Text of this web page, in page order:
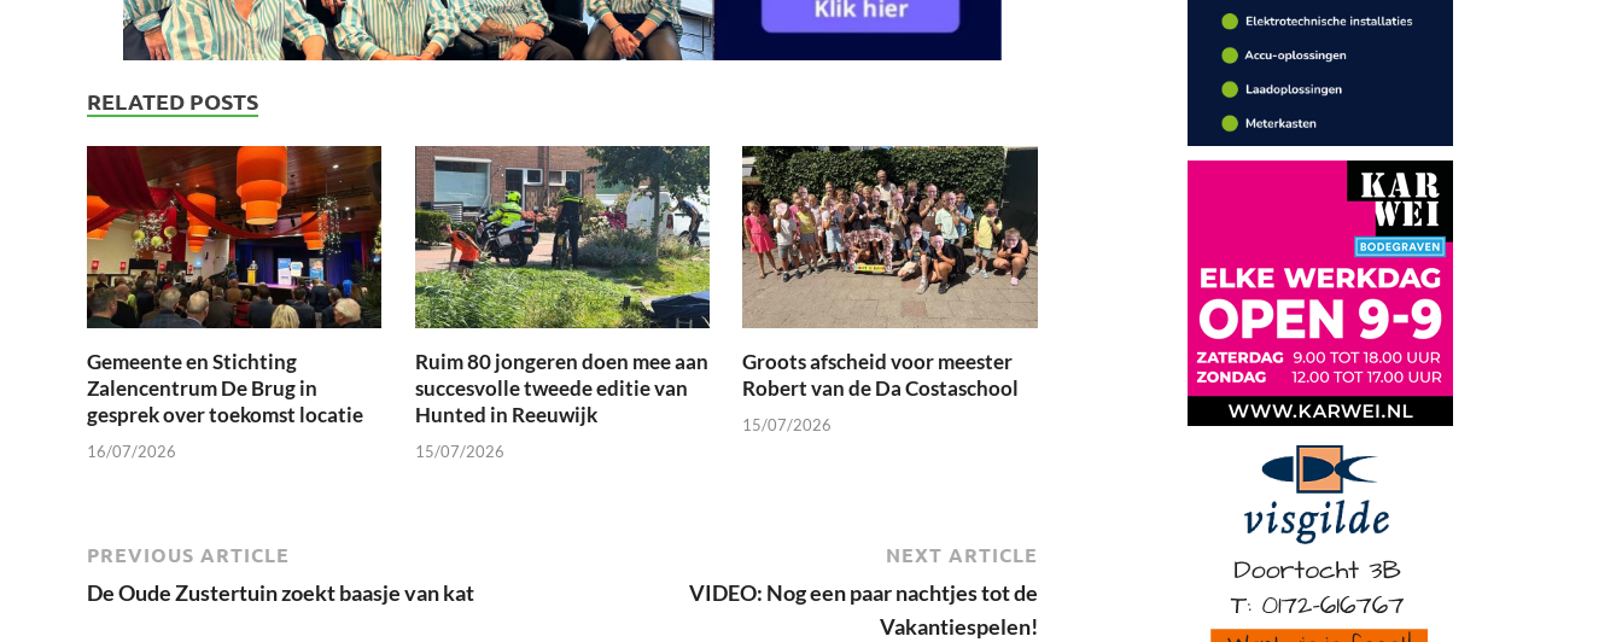
RELATED POSTS
Gemeente en Stichting
Zalencentrum De Brug in
gesprek over toekomst locatie
16/07/2026
Ruim 80 jongeren doen mee aan
succesvolle tweede editie van
Hunted in Reeuwijk
15/07/2026
Groots afscheid voor meester
Robert van de Da Costaschool
15/07/2026
PREVIOUS ARTICLE
De Oude Zustertuin zoekt baasje van kat
NEXT ARTICLE
VIDEO: Nog een paar nachtjes tot de
Vakantiespelen!